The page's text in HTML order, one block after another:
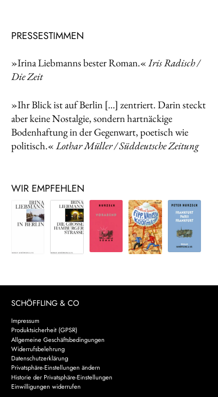
PRESSESTIMMEN
»Irina Liebmanns bester Roman.«Iris Radisch /
Die Zeit
»Ihr Blick ist auf Berlin […] zentriert. Darin steckt
aber keine Nostalgie, sondern hartnäckige
Bodenhaftung in der Gegenwart, poetisch wie
politisch.«Lothar Müller / Süddeutsche Zeitung
WIR EMPFEHLEN
SCHÖFFLING & CO
Impressum
Produktsicherheit (GPSR)
Allgemeine Geschäftsbedingungen
Widerrufsbelehrung
Datenschutzerklärung
Privatsphäre-Einstellungen ändern
Historie der Privatsphäre-Einstellungen
Einwilligungen widerrufen